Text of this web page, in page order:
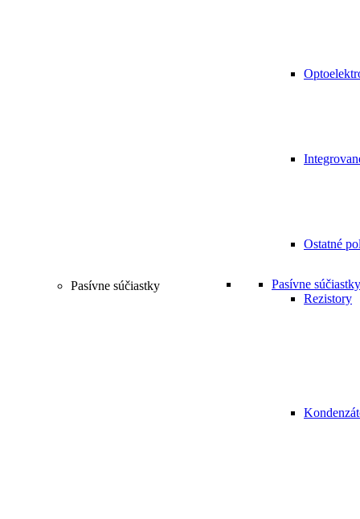
Ostatné
Pasívne súčiastky
Pasívne súčiastky
Rezistory